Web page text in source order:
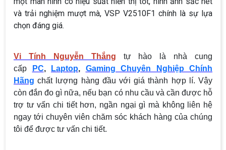
và trải nghiệm mượt mà, VSP V2510F1 chính là sự lựa
chọn đáng giá.
Vi Tính Nguyễn Thắng tự hào là nhà cung
cấp
PC, Laptop, Gaming Chuyên Nghiệp Chính
Hãng chất lượng hàng đầu với giá thành hợp lí. Vậy
còn đắn đo gì nữa, nếu bạn có nhu cầu và cần được hỗ
trợ tư vấn chi tiết hơn, ngần ngại gì mà không liên hệ
ngay tới chuyên viên chăm sóc khách hàng của chúng
tôi để được tư vấn chi tiết.